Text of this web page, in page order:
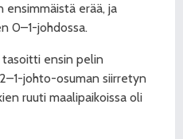
ensimmäistä erää, ja
0–1-johdossa.
tasoitti ensin pelin
johto-osuman siirretyn
ruuti maalipaikoissa oli